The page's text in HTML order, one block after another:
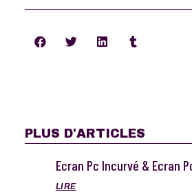
PLUS D'ARTICLES
Ecran Pc Incurvé & Ecran
LIRE